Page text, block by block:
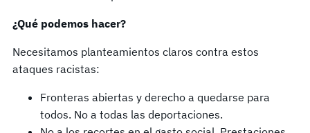
¿Qué podemos hacer?
Necesitamos planteamientos claros contra estos
ataques racistas:
Fronteras abiertas y derecho a quedarse para
todos. No a todas las deportaciones.